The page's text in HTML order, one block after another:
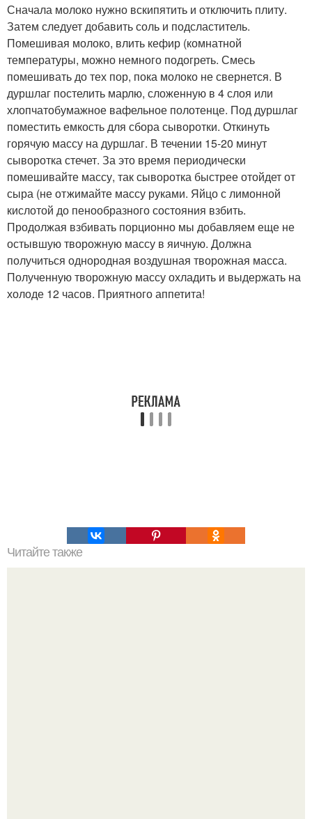
Сначала молоко нужно вскипятить и отключить плиту.
Затем следует добавить соль и подсластитель.
Помешивая молоко, влить кефир (комнатной
температуры, можно немного подогреть. Смесь
помешивать до тех пор, пока молоко не свернется. В
дуршлаг постелить марлю, сложенную в 4 слоя или
хлопчатобумажное вафельное полотенце. Под дуршлаг
поместить емкость для сбора сыворотки. Откинуть
горячую массу на дуршлаг. В течении 15-20 минут
сыворотка стечет. За это время периодически
помешивайте массу, так сыворотка быстрее отойдет от
сыра (не отжимайте массу руками. Яйцо с лимонной
кислотой до пенообразного состояния взбить.
Продолжая взбивать порционно мы добавляем еще не
остывшую творожную массу в яичную. Должна
получиться однородная воздушная творожная масса.
Полученную творожную массу охладить и выдержать на
холоде 12 часов. Приятного аппетита!
Читайте также